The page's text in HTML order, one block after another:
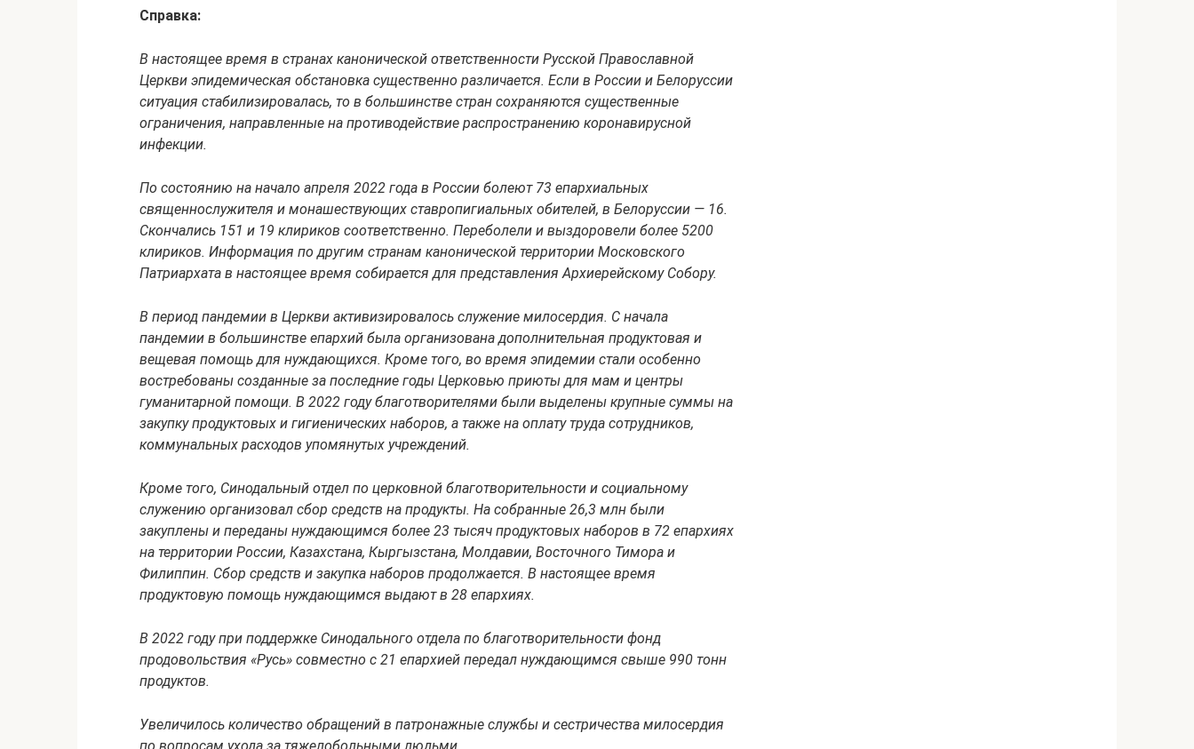
Справка:
В настоящее время в странах канонической ответственности Русской Православной
Церкви эпидемическая обстановка существенно различается. Если в России и Белоруссии
ситуация стабилизировалась, то в большинстве стран сохраняются существенные
ограничения, направленные на противодействие распространению коронавирусной
инфекции.
По состоянию на начало апреля 2022 года в России болеют 73 епархиальных
священнослужителя и монашествующих ставропигиальных обителей, в Белоруссии — 16.
Скончались 151 и 19 клириков соответственно. Переболели и выздоровели более 5200
клириков. Информация по другим странам канонической территории Московского
Патриархата в настоящее время собирается для представления Архиерейскому Собору.
В период пандемии в Церкви активизировалось служение милосердия. С начала
пандемии в большинстве епархий была организована дополнительная продуктовая и
вещевая помощь для нуждающихся. Кроме того, во время эпидемии стали особенно
востребованы созданные за последние годы Церковью приюты для мам и центры
гуманитарной помощи. В 2022 году благотворителями были выделены крупные суммы на
закупку продуктовых и гигиенических наборов, а также на оплату труда сотрудников,
коммунальных расходов упомянутых учреждений.
Кроме того, Синодальный отдел по церковной благотворительности и социальному
служению организовал сбор средств на продукты. На собранные 26,3 млн были
закуплены и переданы нуждающимся более 23 тысяч продуктовых наборов в 72 епархиях
на территории России, Казахстана, Кыргызстана, Молдавии, Восточного Тимора и
Филиппин. Сбор средств и закупка наборов продолжается. В настоящее время
продуктовую помощь нуждающимся выдают в 28 епархиях.
В 2022 году при поддержке Синодального отдела по благотворительности фонд
продовольствия «Русь» совместно с 21 епархией передал нуждающимся свыше 990 тонн
продуктов.
Увеличилось количество обращений в патронажные службы и сестричества милосердия